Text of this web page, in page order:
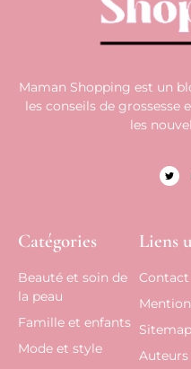
Maman Shopping est un
les conseils de grossesse
les
Catégories
Beauté et soin de
la peau
Famille et enfants
Mode et style
Liens
Contact
Sitemap
Auteurs